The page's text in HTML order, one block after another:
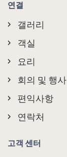
연결
갤러리
객실
요리
편익사항